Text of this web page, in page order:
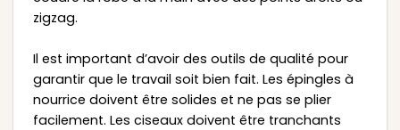
zigzag.
Il est important d’avoir des outils de qualité pour
garantir que le travail soit bien fait. Les épingles à
nourrice doivent être solides et ne pas se plier
facilement. Les ciseaux doivent être tranchants